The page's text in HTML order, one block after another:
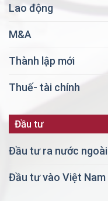
Lao động
M&A
Thành lập mới
Thuế- tài chính
Đầu tư
Đầu tư ra nước ngoài
Đầu tư vào Việt Nam